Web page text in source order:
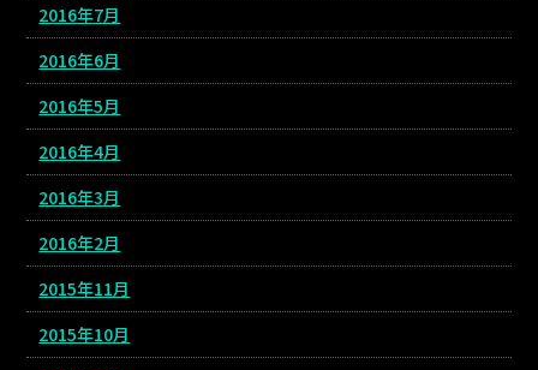
2016年7月
2016年6月
2016年5月
2016年4月
2016年3月
2016年2月
2015年11月
2015年10月